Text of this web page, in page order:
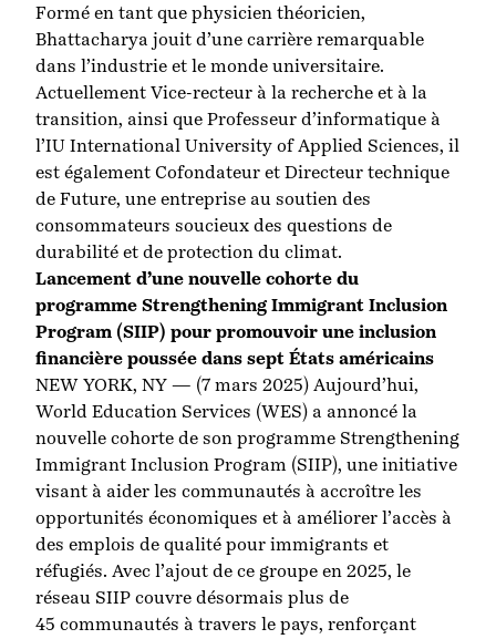
Formé en tant que physicien théoricien,
Bhattacharya jouit d’une carrière remarquable
dans l’industrie et le monde universitaire.
Actuellement Vice-recteur à la recherche et à la
transition, ainsi que Professeur d’informatique à
l’IU International University of Applied Sciences, il
est également Cofondateur et Directeur technique
de Future, une entreprise au soutien des
consommateurs soucieux des questions de
durabilité et de protection du climat.
Lancement d’une nouvelle cohorte du
programme Strengthening Immigrant Inclusion
Program (SIIP) pour promouvoir une inclusion
financière poussée dans sept États américains
NEW YORK, NY — (7 mars 2025) Aujourd’hui,
World Education Services (WES) a annoncé la
nouvelle cohorte de son programme Strengthening
Immigrant Inclusion Program (SIIP), une initiative
visant à aider les communautés à accroître les
opportunités économiques et à améliorer l’accès à
des emplois de qualité pour immigrants et
réfugiés. Avec l’ajout de ce groupe en 2025, le
réseau SIIP couvre désormais plus de
45 communautés à travers le pays, renforçant